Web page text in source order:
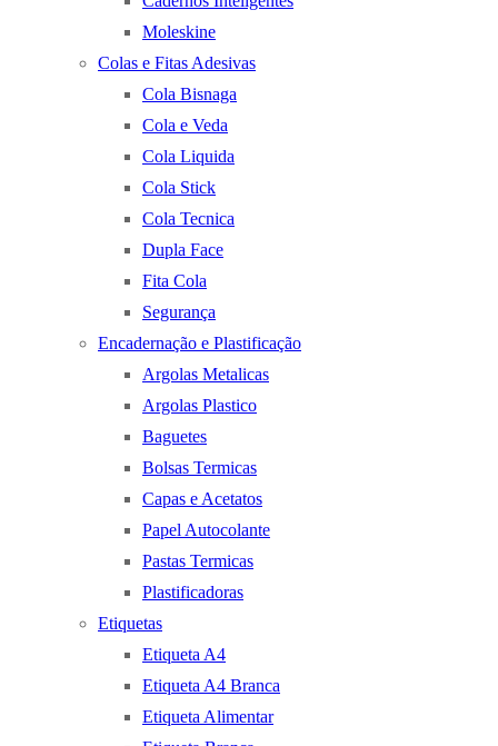
Moleskine
Colas e Fitas Adesivas
Cola Bisnaga
Cola e Veda
Cola Liquida
Cola Stick
Cola Tecnica
Dupla Face
Fita Cola
Segurança
Encadernação e Plastificação
Argolas Metalicas
Argolas Plastico
Baguetes
Bolsas Termicas
Capas e Acetatos
Papel Autocolante
Pastas Termicas
Plastificadoras
Etiquetas
Etiqueta A4
Etiqueta A4 Branca
Etiqueta Alimentar